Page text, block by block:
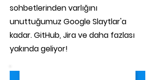
sohbetlerinden varlığını
unuttuğumuz Google Slaytlar'a
kadar. GitHub, Jira ve daha fazlası
yakında geliyor!